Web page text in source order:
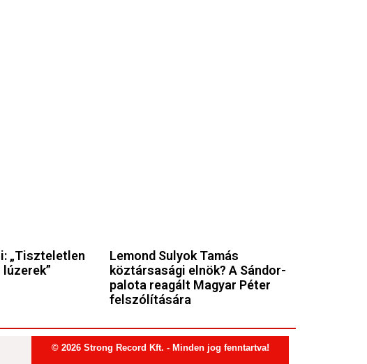
„Tiszteletlen
Lemond Sulyok Tamás
köztársasági elnök? A Sándor-
palota reagált Magyar Péter
felszólítására
© 2026 Strong Record Kft. - Minden jog fenntartva!